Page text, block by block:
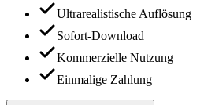
Ultrarealistische Auflösung
Sofort-Download
Kommerzielle Nutzung
Einmalige Zahlung